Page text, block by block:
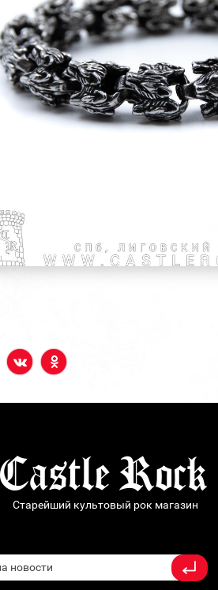
Старейший культовый рок магазин